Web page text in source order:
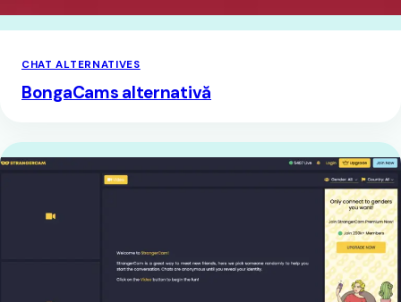
CHAT ALTERNATIVES
BongaCams alternativă